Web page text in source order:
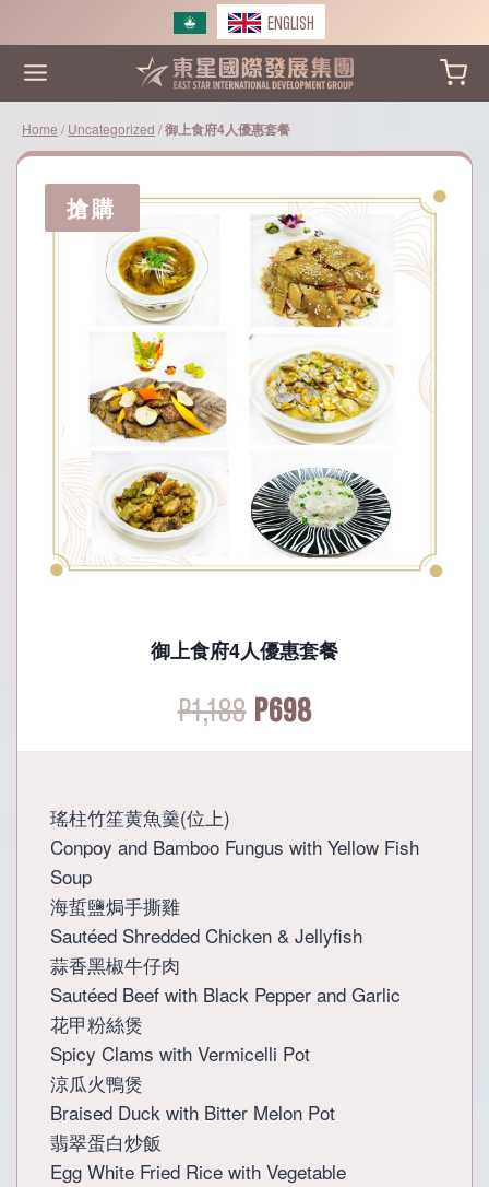
to
content
ENGLISH
Home / Uncategorized /御上食府4人優惠套餐
搶購
御上食府4人優惠套餐
P1,188 Original
P1,188.
P698Current
P698.
瑤柱竹笙黄魚羹(位上)
Conpoy and Bamboo Fungus with Yellow Fish
Soup
海蜇鹽焗手撕雞
Sautéed Shredded Chicken & Jellyfish
蒜香黑椒牛仔肉
Sautéed Beef with Black Pepper and Garlic
花甲粉絲煲
Spicy Clams with Vermicelli Pot
涼瓜火鴨煲
Braised Duck with Bitter Melon Pot
翡翠蛋白炒飯
Egg White Fried Rice with Vegetable